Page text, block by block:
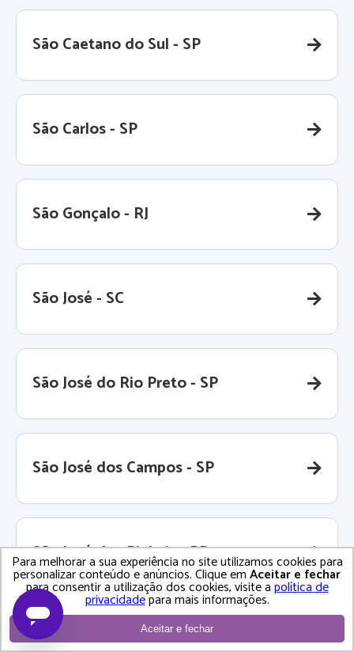
São Caetano do Sul - SP
São Carlos - SP
São Gonçalo - RJ
São José - SC
São José do Rio Preto - SP
São José dos Campos - SP
São José dos Pinhais - PR
São Leopoldo - RS
Para melhorar a sua experiência no site utilizamos cookies para
personalizar conteúdo e anúncios. Clique emAceitar e fechar
para consentir a utilização dos cookies, visite apolítica de
privacidadepara mais informações.
Aceitar e fechar